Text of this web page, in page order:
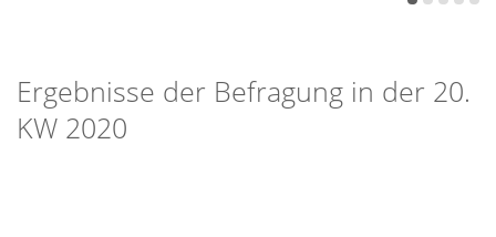
Ergebnisse der Befragung in der 20.
KW 2020